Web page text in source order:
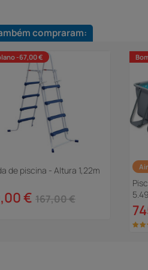
compraram:
-67,00 €
de piscina - Altura 1,22m
€ 167,00 €